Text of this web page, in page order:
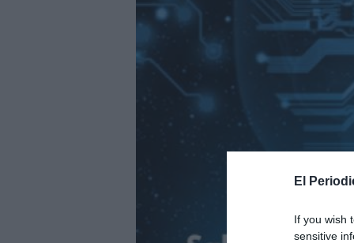
El
If you wish
sensitive